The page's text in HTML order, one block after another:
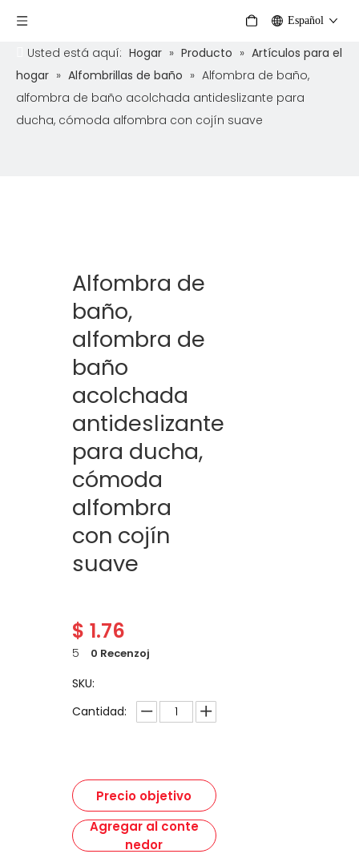
Español
Usted está aquí: Hogar » Producto » Artículos para el
hogar » Alfombrillas de baño » Alfombra de baño,
alfombra de baño acolchada antideslizante para
ducha, cómoda alfombra con cojín suave
Alfombra de
baño,
alfombra de
baño
acolchada
antideslizante
para ducha,
cómoda
alfombra
con cojín
suave
$ 1.76
5 0 Recenzoj
SKU:
Cantidad:
Precio objetivo
Agregar al conte
nedor